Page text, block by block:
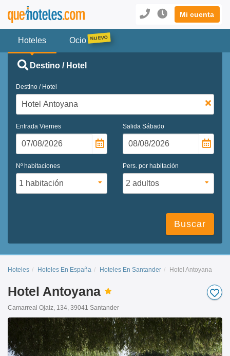
Mi cuenta
Hoteles Ocio
Destino / Hotel
Destino / Hotel
Entrada Viernes Salida Sábado
Nº habitaciones Pers. por habitación
Buscar
Hoteles Hoteles En España Hoteles En Santander Hotel Antoyana
Hotel Antoyana
Camarreal Ojaiz, 134, 39041 Santander